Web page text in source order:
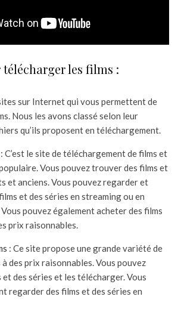
les films :
sur Internet qui vous permettent de
Nous les avons classé selon leur
qu’ils proposent en téléchargement.
: C’est le site de téléchargement de films et
Vous pouvez trouver des films et
et anciens. Vous pouvez regarder et
et des séries en streaming ou en
pouvez également acheter des films
prix raisonnables.
: Ce site propose une grande variété de
des prix raisonnables. Vous pouvez
des séries et les télécharger. Vous
regarder des films et des séries en